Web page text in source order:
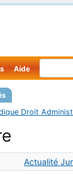
Aide
Droit
Actualité